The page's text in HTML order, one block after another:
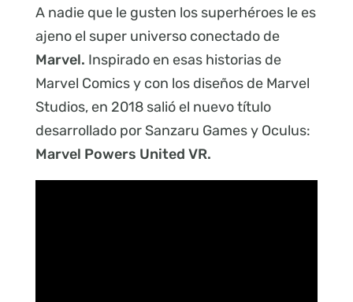
A nadie que le gusten los superhéroes le es
ajeno el super universo conectado de
Marvel. Inspirado en esas historias de
Marvel Comics y con los diseños de Marvel
Studios, en 2018 salió el nuevo título
desarrollado por Sanzaru Games y Oculus:
Marvel Powers United VR.